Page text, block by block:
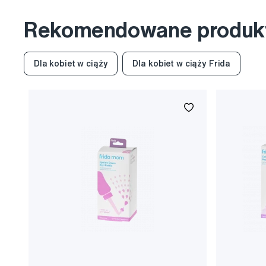
Rekomendowane
Dla kobiet w ciąży Dla kobiet w ciąży Frida